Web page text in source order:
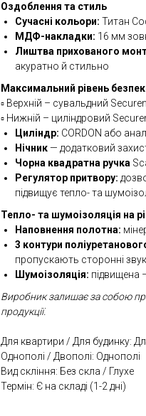
Оздоблення та стиль
Сучасні кольори: Титан
МДФ-накладки: 16 мм
Лиштва прихованого
акуратно й стильно
Максимальний рівень
▫️ Верхній – сувальдний
▫️ Нижній – циліндровий
Циліндр: CORDON або
Нічник— додатковий
Чорна квадратна ручка
Регулятор притвору:
підвищує тепло- та
Тепло- та шумоізоляція на
Наповнення полотна:
3 контури
пропускають сторонні
Шумоізоляція: підвищена
Виробник залишає за собою
продукції.
Для квартири / Для будинку:
Однополі / Двополі: Однополі
Вид скління: Без скла / Глухе
Термін: Є на складі (1-2 дні)